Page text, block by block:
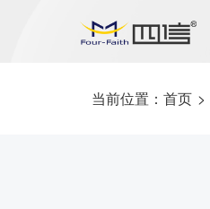
当前位置： 首页 >